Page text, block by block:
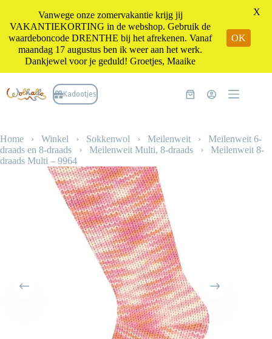
naar
de
Kadootjes Winkelwagen
Home › Winkel › Sokkenwol › Meilenweit › Meilenweit 6-
draads en 8-draads › Meilenweit Multi, 8-draads › Meilenweit 8-
draads Multi – 9964
Vanwege onze zomervakantie krijg jij
VAKANTIEKORTING in de webshop. Gebruik de
waardeboncode DRENTHE bij het afrekenen. Vanaf
maandag 17 augustus ben ik weer aan het werk.
Dankjewel voor je geduld! Groetjes, Maaike
OK
X